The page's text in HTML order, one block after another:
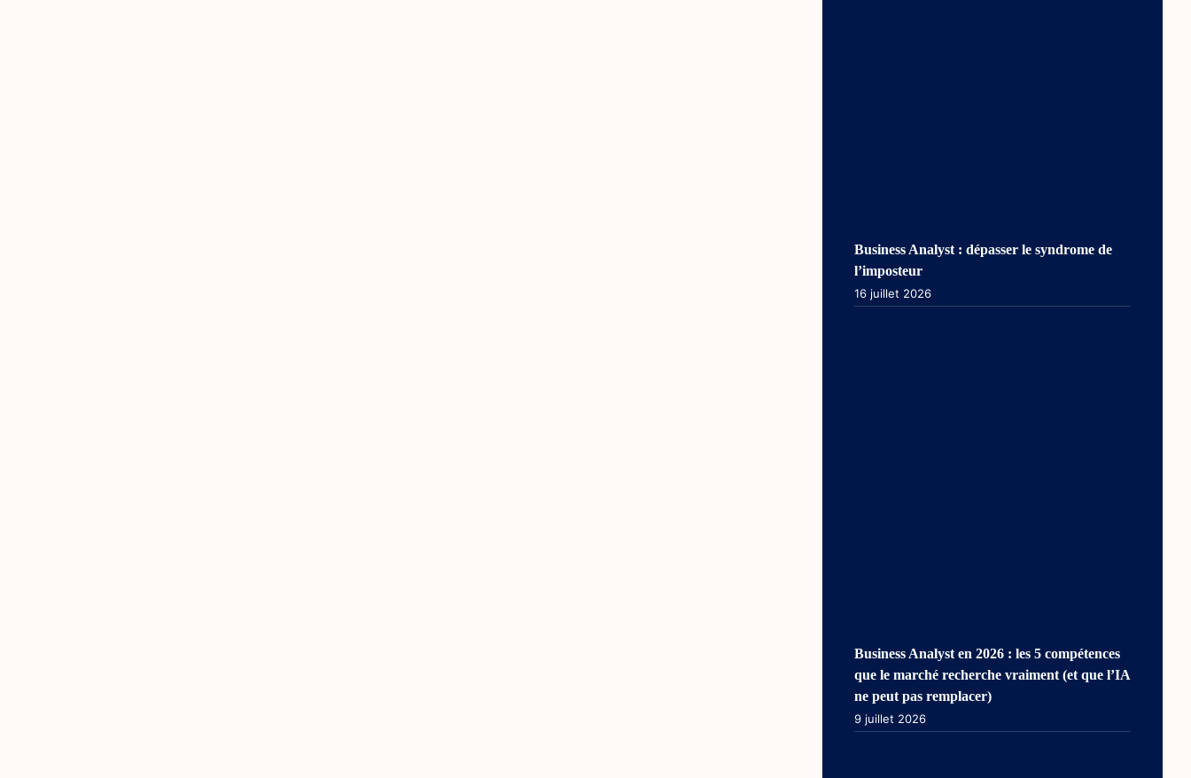
Business Analyst : dépasser le syndrome de
l’imposteur
16 juillet 2026
Business Analyst en 2026 : les 5 compétences
que le marché recherche vraiment (et que l’IA
ne peut pas remplacer)
9 juillet 2026